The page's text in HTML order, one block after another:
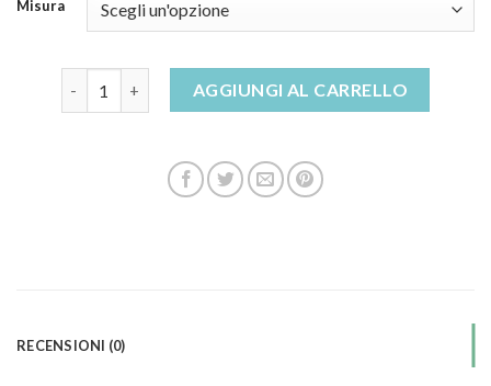
Misura
stivaletti alti donna quantitàAGGIUNGI AL CARRELLO
RECENSIONI (0)